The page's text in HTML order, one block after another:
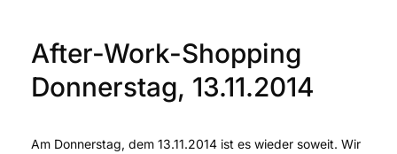
After-Work-Shopping
Donnerstag, 13.11.2014
Am Donnerstag, dem 13.11.2014 ist es wieder soweit. Wir